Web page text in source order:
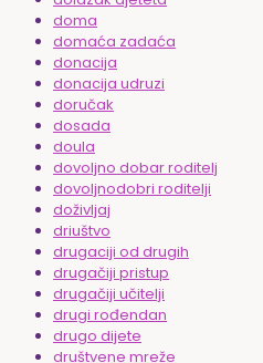
doma
domaća zadaća
donacija
donacija udruzi
doručak
dosada
doula
dovoljno dobar roditelj
dovoljnodobri roditelji
doživljaj
driuštvo
drugaciji od drugih
drugačiji pristup
drugačiji učitelji
drugi rođendan
drugo dijete
društvene mreže